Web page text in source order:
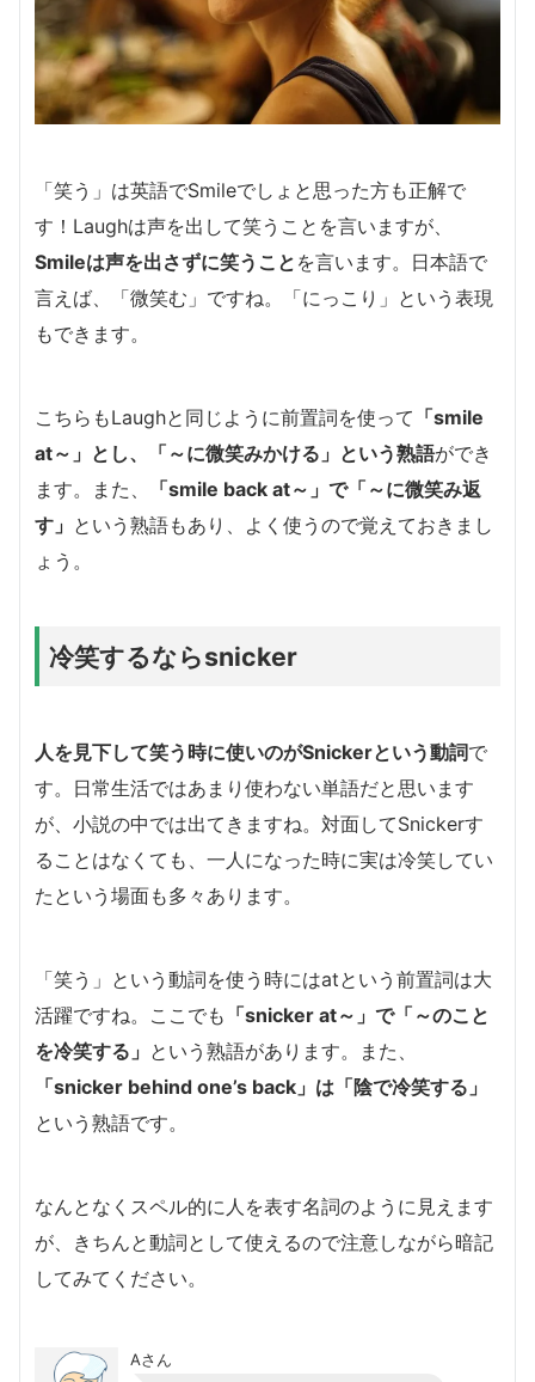
「笑う」は英語でSmileでしょと思った方も正解で
す！Laughは声を出して笑うことを言いますが、
Smileは声を出さずに笑うこと を言います。日本語で
言えば、「微笑む」ですね。「にっこり」という表現
もできます。
こちらもLaughと同じように前置詞を使って 「smile
at～」とし、「～に微笑みかける」という熟語ができ
ます。また、
「smile back at～」で「～に微笑み返
す」 という熟語もあり、よく使うので覚えておきまし
ょう。
冷笑するならsnicker
人を見下して笑う時に使いのがSnickerという動詞で
す。日常生活ではあまり使わない単語だと思います
が、小説の中では出てきますね。対面してSnickerす
ることはなくても、一人になった時に実は冷笑してい
たという場面も多々あります。
「笑う」という動詞を使う時にはatという前置詞は大
活躍ですね。ここでも 「snicker at～」で「～のこと
を冷笑する」 という熟語があります。また、
「snicker behind one’s back」は「陰で冷笑する」
という熟語です。
なんとなくスペル的に人を表す名詞のように見えます
が、きちんと動詞として使えるので注意しながら暗記
してみてください。
Aさん